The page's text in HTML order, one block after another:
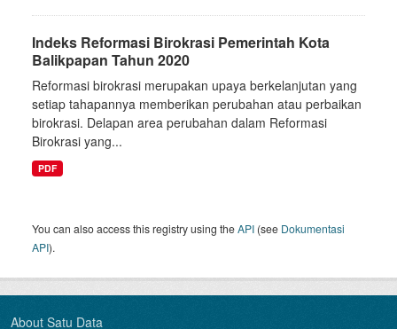
Indeks Reformasi Birokrasi Pemerintah Kota
Balikpapan Tahun 2020
Reformasi birokrasi merupakan upaya berkelanjutan yang
setiap tahapannya memberikan perubahan atau perbaikan
birokrasi. Delapan area perubahan dalam Reformasi
Birokrasi yang...
PDF
You can also access this registry using theAPI (see Dokumentasi
API).
About Satu Data